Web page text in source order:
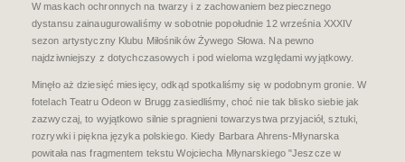
W maskach ochronnych na twarzy i z zachowaniem bezpiecznego
dystansu zainaugurowaliśmy w sobotnie popołudnie 12 września XXXIV
sezon artystyczny Klubu Miłośników Żywego Słowa. Na pewno
najdziwniejszy z dotychczasowych i pod wieloma względami wyjątkowy.
Minęło aż dziesięć miesięcy, odkąd spotkaliśmy się w podobnym gronie. W
fotelach Teatru Odeon w Brugg zasiedliśmy, choć nie tak blisko siebie jak
zazwyczaj, to wyjątkowo silnie spragnieni towarzystwa przyjaciół, sztuki,
rozrywki i piękna języka polskiego. Kiedy Barbara Ahrens-Młynarska
powitała nas fragmentem tekstu Wojciecha Młynarskiego "Jeszcze w